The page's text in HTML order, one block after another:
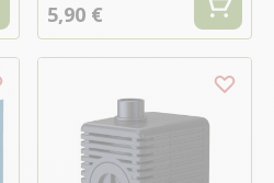
5,90 €